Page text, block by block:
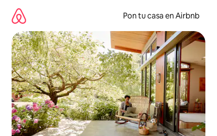
contenido
Pon tu casa en Airbnb